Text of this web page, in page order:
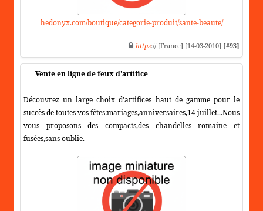
hedonyx.com/boutique/categorie-produit/sante-beaute/
https:// [France] [14-03-2010] [#93]
Vente en ligne de feux d'artifice
Découvrez un large choix d'artifices haut de gamme pour le
succès de toutes vos fêtes:mariages,anniversaires,14 juillet...Nous
vous proposons des compacts,des chandelles romaine et
fusées,sans oublie.